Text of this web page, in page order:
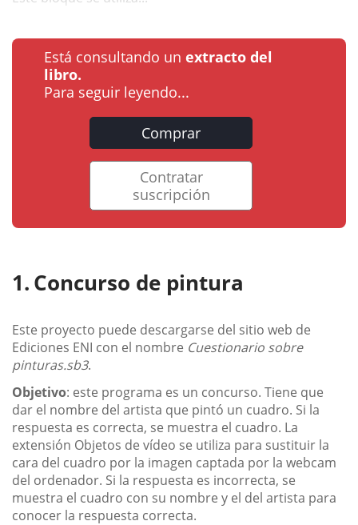
Está consultando un extracto del
libro.
Para seguir leyendo...
Comprar
Contratar
suscripción
Concurso de pintura
Este proyecto puede descargarse del sitio web de
Ediciones ENI con el nombre Cuestionario sobre
pinturas.sb3.
Objetivo: este programa es un concurso. Tiene que
dar el nombre del artista que pintó un cuadro. Si la
respuesta es correcta, se muestra el cuadro. La
extensión Objetos de vídeo se utiliza para sustituir la
cara del cuadro por la imagen captada por la webcam
del ordenador. Si la respuesta es incorrecta, se
muestra el cuadro con su nombre y el del artista para
conocer la respuesta correcta.